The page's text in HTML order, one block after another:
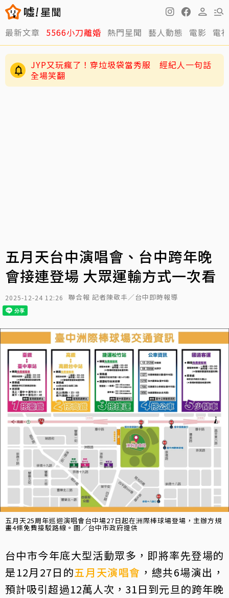
最新文章 5566小刀離婚 熱門星聞 藝人動態 電影 電
JYP又玩瘋了！穿垃圾袋當秀服 經紀人一句話
全場笑翻
五月天台中演唱會、台中跨年晚
會接連登場 大眾運輸方式一次看
2025-12-24 12:26 聯合報 記者陳敬丰／台中即時報導
五月天25周年巡迴演唱會台中場27日起在洲際棒球場登場，主辦方規
畫4條免費接駁路線。圖／台中市政府提供
台中市今年底大型活動眾多，即將率先登場的
是12月27日的五月天演唱會 ，總共6場演出，
預計吸引超過12萬人次，31日到元旦的跨年晚